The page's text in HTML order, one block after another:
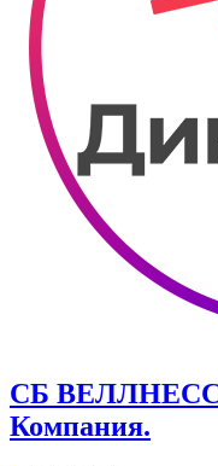
СБ ВЕЛЛНЕСС
Компания.